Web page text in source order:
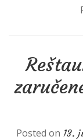
Posted on 13.